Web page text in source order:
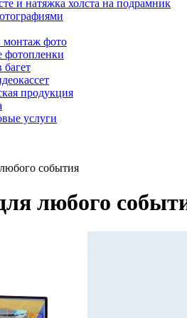
и натяжка холста на подрамник
монтаж фото
фотопленки
продукция
услуги
события
любого